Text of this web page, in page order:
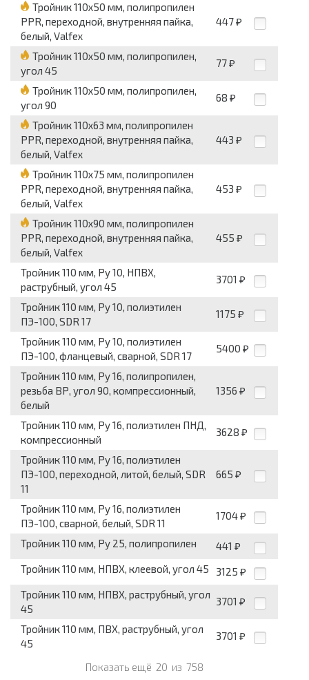
Тройник 110x50 мм, полипропилен
PPR, переходной, внутренняя пайка,
белый, Valfex
447 ₽
Тройник 110x50 мм, полипропилен,
угол 45
77 ₽
Тройник 110x50 мм, полипропилен,
угол 90
68 ₽
Тройник 110x63 мм, полипропилен
PPR, переходной, внутренняя пайка,
белый, Valfex
443 ₽
Тройник 110x75 мм, полипропилен
PPR, переходной, внутренняя пайка,
белый, Valfex
453 ₽
Тройник 110x90 мм, полипропилен
PPR, переходной, внутренняя пайка,
белый, Valfex
455 ₽
Тройник 110 мм, Pу 10, НПВХ,
раструбный, угол 45
3701 ₽
Тройник 110 мм, Pу 10, полиэтилен
ПЭ-100, SDR 17
1175 ₽
Тройник 110 мм, Pу 10, полиэтилен
ПЭ-100, фланцевый, сварной, SDR 17
5400 ₽
Тройник 110 мм, Pу 16, полипропилен,
резьба ВР, угол 90, компрессионный,
белый
1356 ₽
Тройник 110 мм, Pу 16, полиэтилен ПНД,
компрессионный
3628 ₽
Тройник 110 мм, Pу 16, полиэтилен
ПЭ-100, переходной, литой, белый, SDR
11
665 ₽
Тройник 110 мм, Pу 16, полиэтилен
ПЭ-100, сварной, белый, SDR 11
1704 ₽
Тройник 110 мм, Pу 25, полипропилен 441 ₽
Тройник 110 мм, НПВХ, клеевой, угол 45 3125 ₽
Тройник 110 мм, НПВХ, раструбный, угол
45
3701 ₽
Тройник 110 мм, ПВХ, раструбный, угол
45
3701 ₽
Показать ещё 20 из 758